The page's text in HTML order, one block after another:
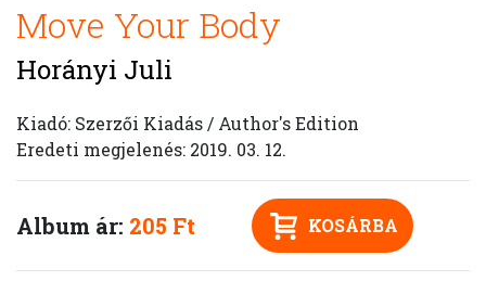
Move Your Body
Horányi Juli
Kiadó: Szerzői Kiadás / Author's Edition
Eredeti megjelenés: 2019. 03. 12.
Album ár: 205 Ft KOSÁRBA